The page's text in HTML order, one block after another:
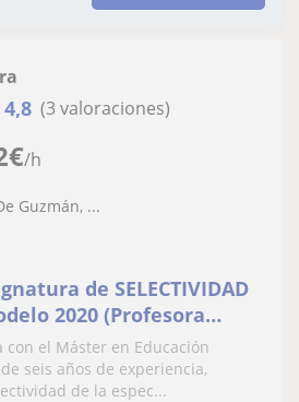
€/h
4,8 (3 valoraciones)
Guzmán, ...
de SELECTIVIDAD
2020 (Profesora
con el Máster en Educación
seis años de experiencia,
de la espec...